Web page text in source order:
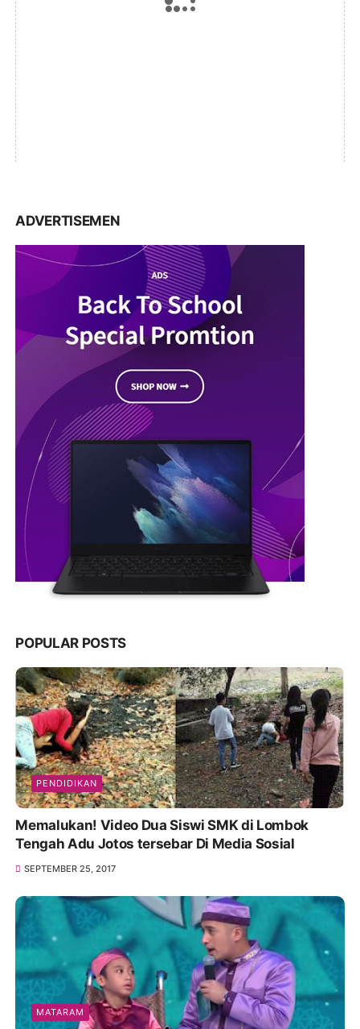
ADVERTISEMEN
POPULAR POSTS
PENDIDIKAN
Memalukan! Video Dua Siswi SMK di Lombok
Tengah Adu Jotos tersebar Di Media Sosial
SEPTEMBER 25, 2017
MATARAM